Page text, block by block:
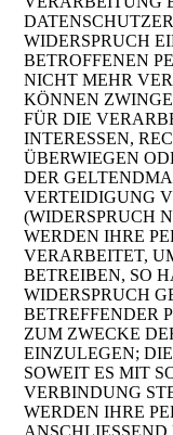
WIDERSPRUCH
BETROFFENEN
NICHT MEHR
KÖNNEN
FÜR DIE
INTERESSEN,
ÜBERWIEGEN
DER
VERTEIDIGUNG
(WIDERSPRUCH
WERDEN IHRE
VERARBEITET,
BETREIBEN, SO
WIDERSPRUCH
BETREFFENDER
ZUM ZWECKE
EINZULEGEN;
SOWEIT ES MIT
VERBINDUNG
WERDEN IHRE